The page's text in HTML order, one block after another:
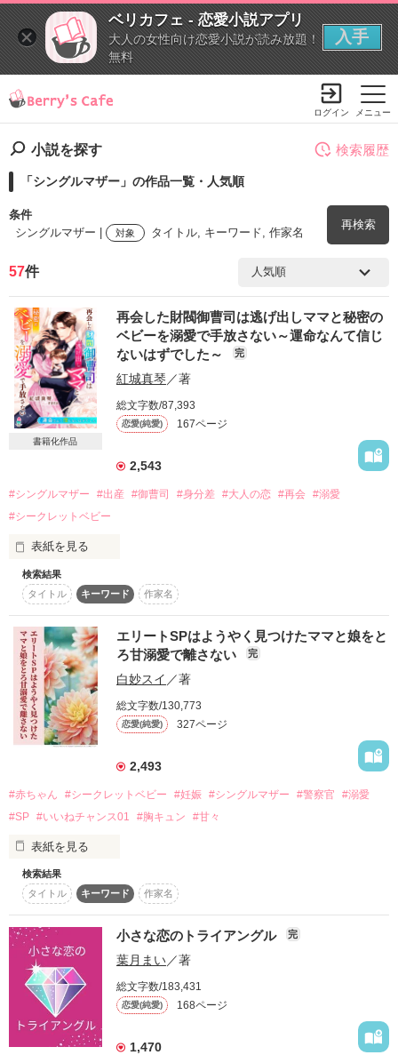
ベリカフェ - 恋愛小説アプリ
大人の女性向け恋愛小説が読み放題！
無料
入手
メニュー
ログイン
小説を探す
「シングルマザー」の作品一覧・人気順
条件
シングルマザー |
対象 タイトル, キーワード, 作家名
再検索
検索ワード
を含む
詳しく検索
検索対象
キーワード
あらすじ
ジャンル
感想
ステータス 全て 完結 更新中
作品の長さ 長編
超短編！フェチから始まる溺愛コンテスト
スターツ出版小説投稿サイト合同企画「1話からの長編大
その他の条件
検索履歴
57件
書籍化作品
再会した財閥御曹司は逃げ出しママと秘密の
ベビーを溺愛で手放さない～運命なんて信じ
ないはずでした～
完
紅城真琴 ／著
総文字数/87,393
恋愛(純愛) 167ページ
2,543
#シングルマザー #出産 #御曹司 #身分差 #大人の恋 #再会 #溺愛
#シークレットベビー
表紙を見る
三朝尊人　35歳
×
佐山沙月　27歳
5年前に別れてしまった2人の、運命的な再会の物語
＊＊＊＊
チャマさん
＊＊＊＊
すべては作者の妄想の産物です。
誤字脱字、順次訂正してまいります<(_ _)>
作品を読む
検索結果
タイトル
キーワード 作家名
エリートSPはようやく見つけたママと娘をと
ろ甘溺愛で離さない
完
白妙スイ ／著
総文字数/130,773
恋愛(純愛) 327ページ
2,493
#赤ちゃん #シークレットベビー #妊娠 #シングルマザー #警察官
#溺愛
#SP #いいねチャンス01 #胸キュン #甘々
表紙を見る
2025/1/20　手直しの上、再掲いたしました
********************
カフェで働く小弓川 梓は密かに出産したシークレットベビーの
和を、シングルマザーとして育てていた。
和の父親は高校時代の先輩・七瀬 和臣。
愛し合って結ばれた梓と和臣だったが、ある事情で梓は和臣と
の別れを選んでいた。
検索結果
タイトル
キーワード 作家名
小さな恋のトライアングル 完
葉月まい／著
総文字数/183,431
恋愛(純愛) 168ページ
1,470